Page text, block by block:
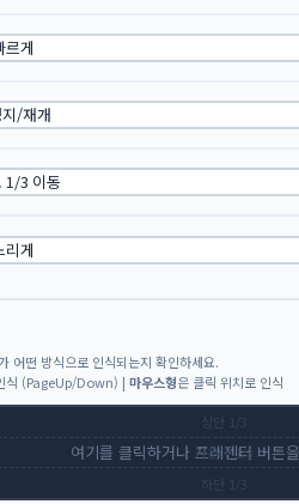
어떤 방식으로 인식되는지 확인하세요.
식 (PageUp/Down) | 마우스형은 클릭 위치로 인식
여기를 클릭하거나 프레젠터 버튼
상단 1/3
가운데 1/3
하단 1/3
10 11 12 13 14
15
17 18 19 20 21
22
24 25 26 27 28
29
31
자
: